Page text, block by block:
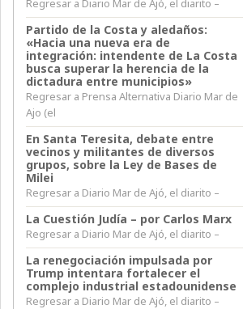
Regresar a Diario Mar de Ajó, el diarito –
Partido de la Costa y aledaños:
«Hacia una nueva era de
integración: intendente de La Costa
busca superar la herencia de la
dictadura entre municipios»
Regresar a Prensa Alternativa Diario Mar de
Ajo (el
En Santa Teresita, debate entre
vecinos y militantes de diversos
grupos, sobre la Ley de Bases de
Milei
Regresar a Diario Mar de Ajó, el diarito –
La Cuestión Judía – por Carlos Marx
Regresar a Diario Mar de Ajó, el diarito –
La renegociación impulsada por
Trump intentara fortalecer el
complejo industrial estadounidense
Regresar a Diario Mar de Ajó, el diarito –